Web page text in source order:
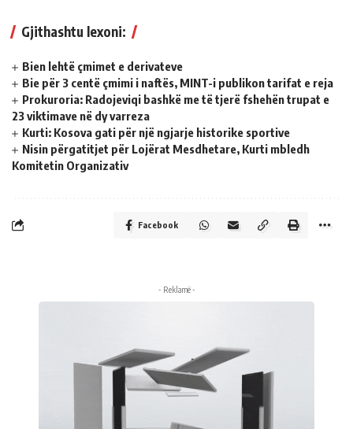
Gjithashtu lexoni:
Bien lehtë çmimet e derivateve
Bie për 3 centë çmimi i naftës, MINT-i publikon tarifat e reja
Prokuroria: Radojeviqi bashkë me të tjerë fshehën trupat e
23 viktimave në dy varreza
Kurti: Kosova gati për një ngjarje historike sportive
Nisin përgatitjet për Lojërat Mesdhetare, Kurti mbledh
Komitetin Organizativ
Facebook
- Reklamë -